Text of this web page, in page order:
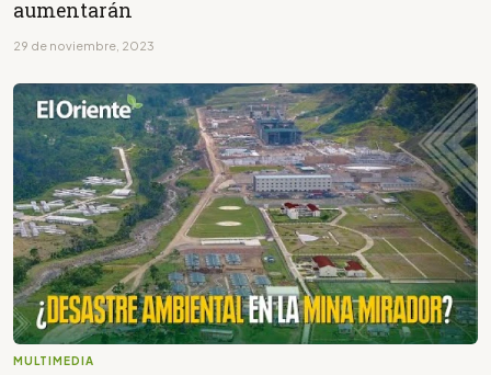
aumentarán
29 de noviembre, 2023
MULTIMEDIA